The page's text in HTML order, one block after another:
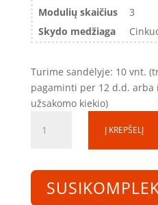
Modulių skaičius
3
Skydo medžiaga
Turime sandėlyje: 10 vnt.
pagaminti per 12 d.d.
užsakomo kiekio)
kiekis:
SD0250215-
Į KREPŠELĮ